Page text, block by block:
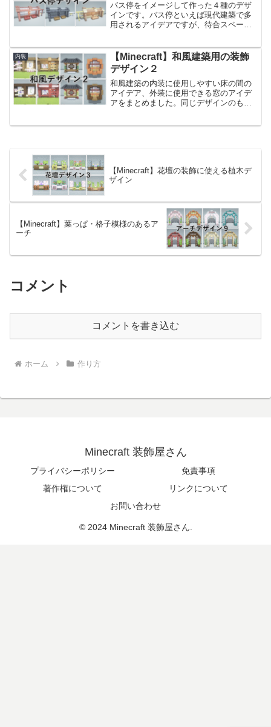
バス停をイメージして作った４種のデザ
インです。バス停といえば現代建築で多
用されるアイデアですが、待合スペース
め、現代建築と相性の良さそうな深層岩
のバス停だけでなく、中世...
内装
【Minecraft】和風建築用の装飾
デザイン２
和風建築の内装に使用しやすい床の間の
アイデア、外装に使用できる窓のアイデ
アをまとめました。同じデザインのもの
【Minecraft】花壇の装飾に使える植木デ
ザイン
【Minecraft】葉っぱ・格子模様のあるア
ーチ
コメント
コメントを書き込む
ホーム 作り方
Minecraft 装飾屋さん
プライバシーポリシー
免責事項
著作権について
リンクについて
お問い合わせ
© 2024 Minecraft 装飾屋さん.